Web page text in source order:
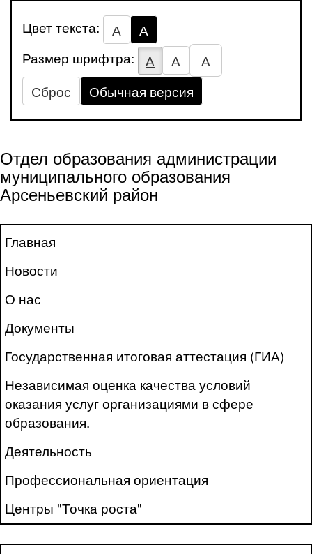
Цвет текста: А
А
Размер шрифтра:
А А
А
Сброс
Обычная версия
Отдел образования администрации
муниципального образования
Арсеньевский район
Главная
Новости
О нас
Документы
Государственная итоговая аттестация (ГИА)
Независимая оценка качества условий
оказания услуг организациями в сфере
образования.
Деятельность
Профессиональная ориентация
Центры "Точка роста"